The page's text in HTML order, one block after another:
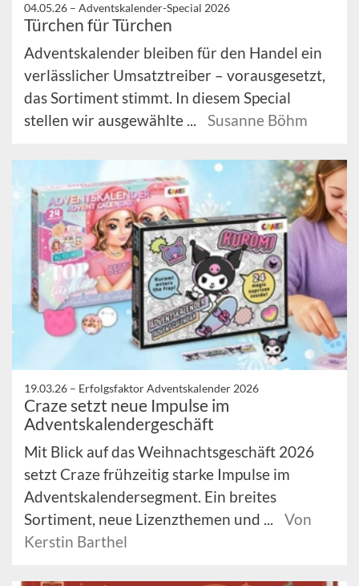
04.05.26 – Adventskalender-Special 2026
Türchen für Türchen
Adventskalender bleiben für den Handel ein
verlässlicher Umsatztreiber – vorausgesetzt,
das Sortiment stimmt. In diesem Special
stellen wir ausgewählte ...
Susanne Böhm
19.03.26 – Erfolgsfaktor Adventskalender 2026
Craze setzt neue Impulse im
Adventskalendergeschäft
Mit Blick auf das Weihnachtsgeschäft 2026
setzt Craze frühzeitig starke Impulse im
Adventskalendersegment. Ein breites
Sortiment, neue Lizenzthemen und ...
Von
Kerstin Barthel